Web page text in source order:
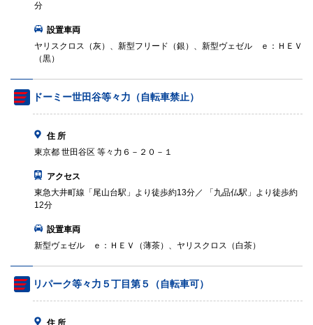
分
設置車両
ヤリスクロス（灰）、新型フリード（銀）、新型ヴェゼル ｅ：ＨＥＶ
（黒）
ドーミー世田谷等々力（自転車禁止）
住 所
東京都 世田谷区 等々力６－２０－１
アクセス
東急大井町線「尾山台駅」より徒歩約13分／ 「九品仏駅」より徒歩約
12分
設置車両
新型ヴェゼル ｅ：ＨＥＶ（薄茶）、ヤリスクロス（白茶）
リパーク等々力５丁目第５（自転車可）
住 所